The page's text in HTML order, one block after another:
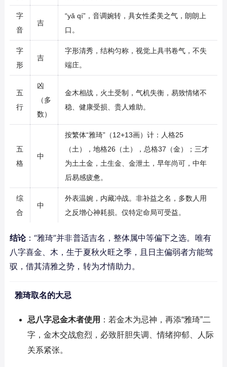
字
音
吉
“yǎ qí”，音调婉转，具女性柔美之气，朗朗上
口。
字
形
吉
字形清秀，结构匀称，视觉上具书卷气，不失
端庄。
五
行
凶
（多
数）
金木相战，火土受制，气机失衡，易致情绪不
稳、健康受损、贵人难助。
五
格
中
按繁体“雅琦”（12+13画）计：人格25
（土），地格26（土），总格37（金）；三才
为土土金，土生金、金泄土，早年尚可，中年
后易感疲惫。
综
合
中
外表温婉，内藏冲战。非补益之名，多数人用
之反增心神耗损。仅特定命局可受益。
结论：“雅琦”并非普适吉名，整体属中等偏下之选。唯有
八字喜金、木，生于夏秋火旺之季，且日主偏弱者方能驾
驭，借其清雅之势，转为才情助力。
雅琦取名的大忌
忌八字忌金木者使用 ：若金木为忌神，再添“雅琦”二
字，金木交战愈烈，必致肝胆失调、情绪抑郁、人际
关系紧张。